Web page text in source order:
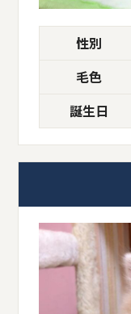
性別
毛色
誕生日